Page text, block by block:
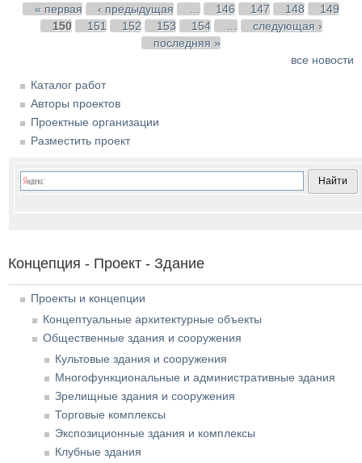
Страницы
« первая ‹ предыдущая … 146 147 148
149
150
151 152 153 154 …
следующая ›
последняя »
все новости
Каталог работ
Авторы проектов
Проектные организации
Разместить проект
Концепция - Проект - Здание
Проекты и концепции
Концептуальные архитектурные объекты
Общественные здания и сооружения
Культовые здания и сооружения
Многофункциональные и административные здания
Зрелищные здания и сооружения
Торговые комплексы
Экспозиционные здания и комплексы
Клубные здания